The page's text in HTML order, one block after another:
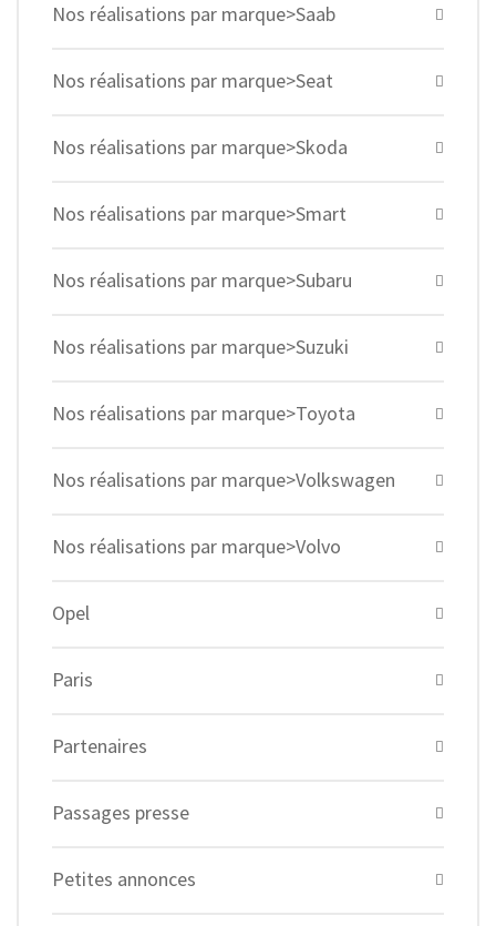
Nos réalisations par marque>Saab
Nos réalisations par marque>Seat
Nos réalisations par marque>Skoda
Nos réalisations par marque>Smart
Nos réalisations par marque>Subaru
Nos réalisations par marque>Suzuki
Nos réalisations par marque>Toyota
Nos réalisations par marque>Volkswagen
Nos réalisations par marque>Volvo
Opel
Paris
Partenaires
Passages presse
Petites annonces